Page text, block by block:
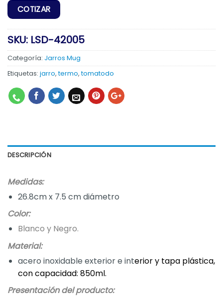
SKU: LSD-42005
Categoría: Jarros Mug
Etiquetas: jarro,termo,tomatodo
DESCRIPCIÓN
Medidas:
26.8cm x 7.5 cm diámetro
Color:
Blanco y Negro.
Material:
acero inoxidable exterior e interior y tapa plástica,
con capacidad: 850ml.
Presentación del producto: